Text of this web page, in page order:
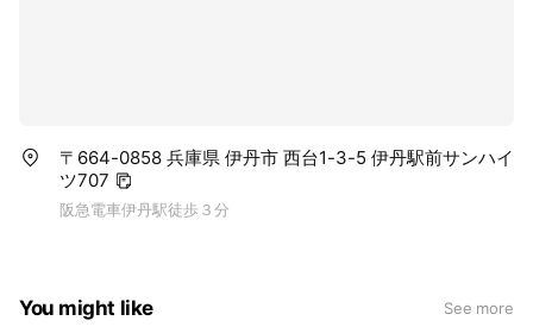
〒664-0858 兵庫県 伊丹市 西台1-3-5 伊丹駅前サンハイ
ツ707
阪急電車伊丹駅徒歩３分
You might like See more